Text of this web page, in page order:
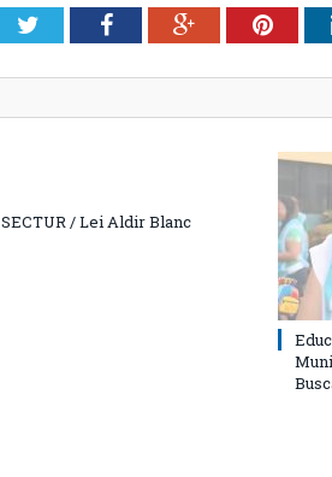
TwitterFacebookGoogle+
SECTUR / Lei Aldir Blanc